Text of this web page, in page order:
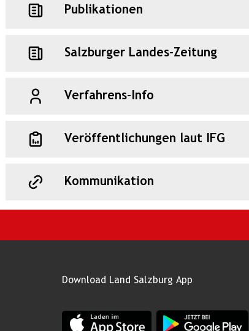
Publikationen
Salzburger Landes-Zeitung
Verfahrens-Info
Veröffentlichungen laut IFG
Kommunikation
Download Land Salzburg App
App Land Salzburg im Apple App
App Land